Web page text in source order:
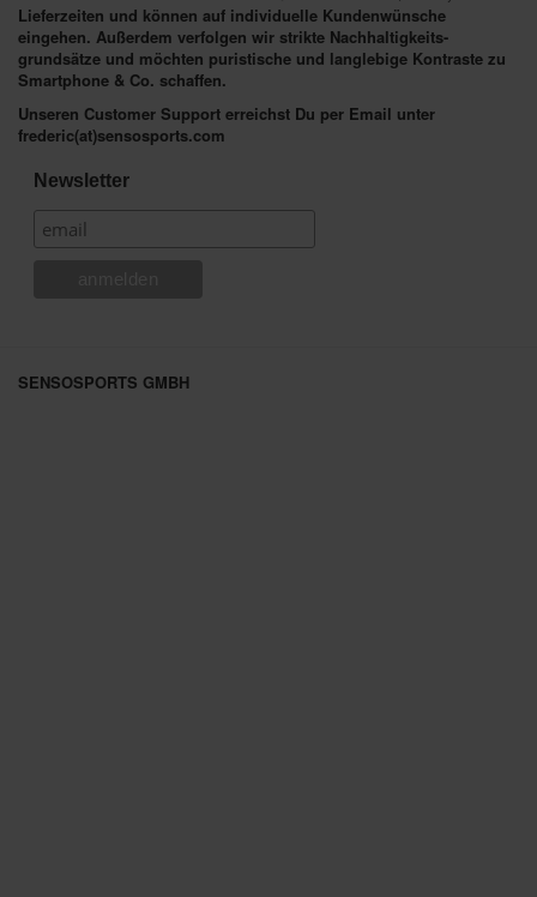
Lieferzeiten und können auf individuelle Kundenwünsche
eingehen. Außerdem verfolgen wir strikte Nachhaltigkeits-
grundsätze und möchten puristische und langlebige Kontraste zu
Smartphone & Co. schaffen.
Unseren Customer Support erreichst Du per Email unter
frederic(at)sensosports.com
Newsletter
SENSOSPORTS GMBH